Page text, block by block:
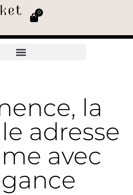
0
la
adresse
avec